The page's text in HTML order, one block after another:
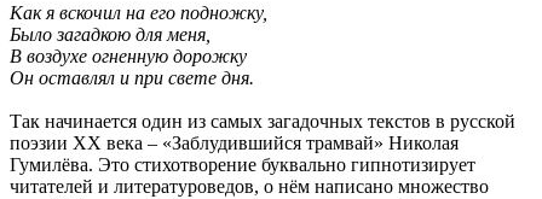
Как я вскочил на его подножку,
Было загадкою для меня,
В воздухе огненную дорожку
Он оставлял и при свете дня.
Так начинается один из самых загадочных текстов в русской
поэзии ХХ века – «Заблудившийся трамвай» Николая
Гумилёва. Это стихотворение буквально гипнотизирует
читателей и литературоведов, о нём написано множество